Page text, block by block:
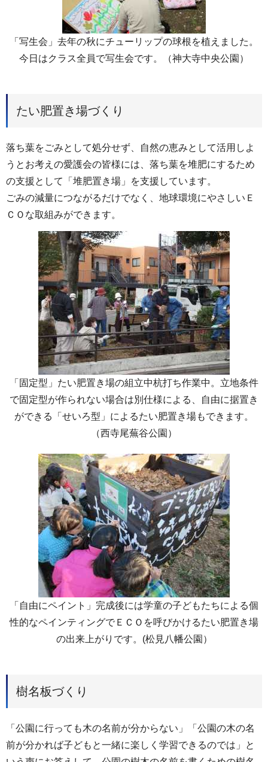
「写生会」去年の秋にチューリップの球根を植えました。
今日はクラス全員で写生会です。（神大寺中央公園）
たい肥置き場づくり
落ち葉をごみとして処分せず、自然の恵みとして活用しよ
うとお考えの愛護会の皆様には、落ち葉を堆肥にするため
の支援として「堆肥置き場」を支援しています。
ごみの減量につながるだけでなく、地球環境にやさしいＥ
ＣＯな取組みができます。
「固定型」たい肥置き場の組立中杭打ち作業中。立地条件
で固定型が作られない場合は別仕様による、自由に据置き
ができる「せいろ型」によるたい肥置き場もできます。
（西寺尾蕪谷公園）
「自由にペイント」完成後には学童の子どもたちによる個
性的なペインティングでＥＣＯを呼びかけるたい肥置き場
の出来上がりです。(松見八幡公園）
樹名板づくり
「公園に行っても木の名前が分からない」「公園の木の名
前が分かれば子どもと一緒に楽しく学習できるのでは」と